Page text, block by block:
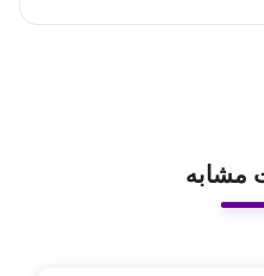
مشابه